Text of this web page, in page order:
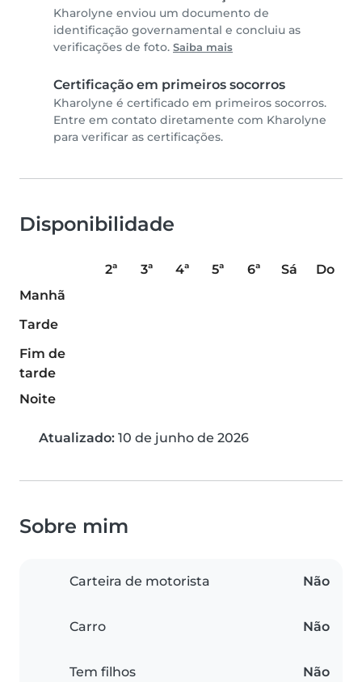
Kharolyne enviou um documento de
identificação governamental e concluiu as
verificações de foto. Saiba mais
Certificação em primeiros socorros
Kharolyne é certificado em primeiros socorros.
Entre em contato diretamente com Kharolyne
para verificar as certificações.
Disponibilidade
2ª 3ª 4ª 5ª 6ª Sá
Do
Manhã
Tarde
Fim de
tarde
Noite
Atualizado: 10 de junho de 2026
Sobre mim
Carteira de motorista Não
Carro Não
Tem filhos Não